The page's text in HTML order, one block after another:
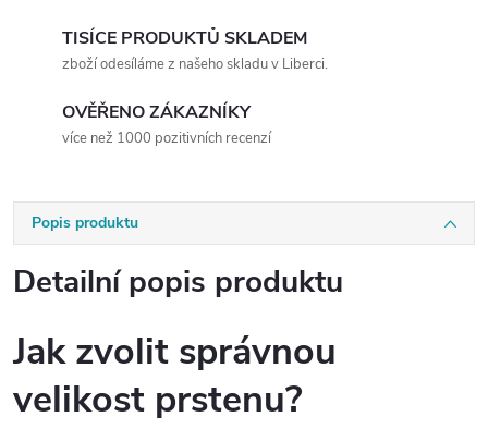
TISÍCE PRODUKTŮ SKLADEM
zboží odesíláme z našeho skladu v Liberci.
OVĚŘENO ZÁKAZNÍKY
více než 1000 pozitivních recenzí
Popis produktu
Detailní popis produktu
Jak zvolit správnou
velikost prstenu?